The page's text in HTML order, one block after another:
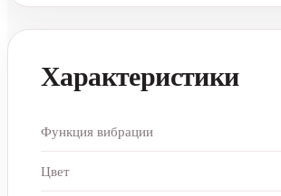
Характеристики
Функция вибрации
Цвет